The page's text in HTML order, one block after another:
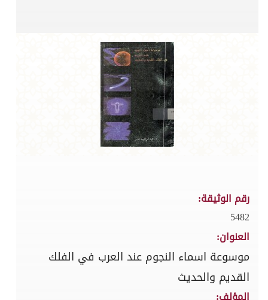
رقم الوثيقة:
5482
العنوان:
موسوعة اسماء النجوم عند العرب في الفلك
القديم والحديث